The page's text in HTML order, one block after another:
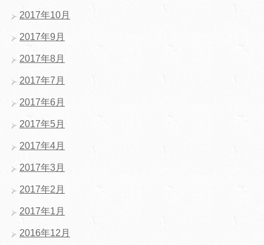
2017年10月
2017年9月
2017年8月
2017年7月
2017年6月
2017年5月
2017年4月
2017年3月
2017年2月
2017年1月
2016年12月